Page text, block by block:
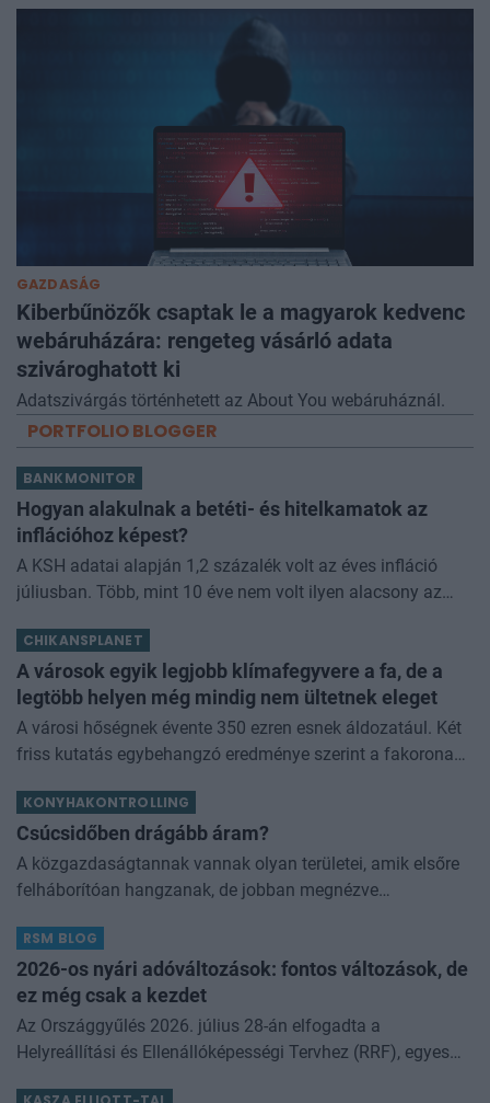
GAZDASÁG
Kiberbűnözők csaptak le a magyarok kedvenc
webáruházára: rengeteg vásárló adata
szivároghatott ki
Adatszivárgás történhetett az About You webáruháznál.
PORTFOLIO BLOGGER
BANKMONITOR
Hogyan alakulnak a betéti- és hitelkamatok az
inflációhoz képest?
A KSH adatai alapján 1,2 százalék volt az éves infláció
júliusban. Több, mint 10 éve nem volt ilyen alacsony az
adathoz képest hogyan alakul
CHIKANSPLANET
A városok egyik legjobb klímafegyvere a fa, de a
legtöbb helyen még mindig nem ültetnek eleget
A városi hőségnek évente 350 ezren esnek áldozatául. Két
friss kutatás egybehangzó eredménye szerint a fakorona
KONYHAKONTROLLING
Csúcsidőben drágább áram?
A közgazdaságtannak vannak olyan területei, amik elsőre
felháborítóan hangzanak, de jobban megnézve
némi kellemetlenséggel is járnak. Az
RSM BLOG
2026-os nyári adóváltozások: fontos változások, de
ez még csak a kezdet
Az Országgyűlés 2026. július 28-án elfogadta a
Helyreállítási és Ellenállóképességi Tervhez (RRF), egyes